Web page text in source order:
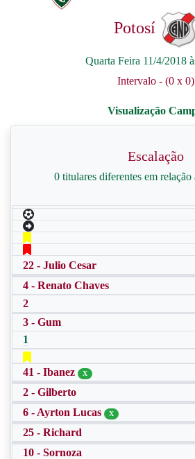
Potosí
Quarta Feira 11/4/2018
Intervalo - (0 x 0)
Escalação
0 titulares diferentes em
22 - Julio Cesar
4 - Renato Chaves
2
3 - Gum
1
41 - Ibanez X
2 - Gilberto
6 - Ayrton Lucas
X
25 - Richard
10 - Sornoza